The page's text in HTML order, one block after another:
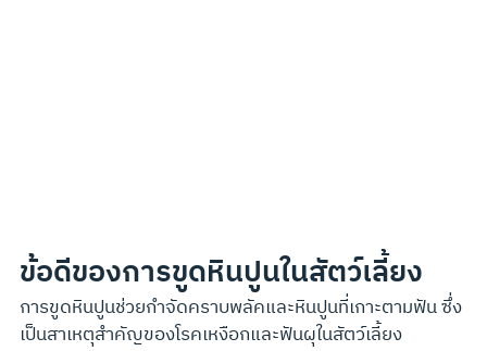
ข้อดีของการขูดหินปูนในสัตว์เลี้ยง
การขูดหินปูนช่วยกำจัดคราบพลัคและหินปูนที่เกาะตามฟัน ซึ่ง
เป็นสาเหตุสำคัญของโรคเหงือกและฟันผุในสัตว์เลี้ยง